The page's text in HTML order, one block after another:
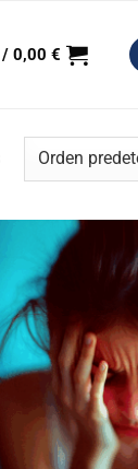
/0,00€